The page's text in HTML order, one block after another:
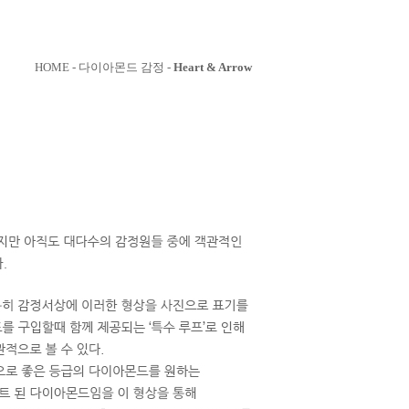
HOME - 다이아몬드 감정 - Heart & Arrow